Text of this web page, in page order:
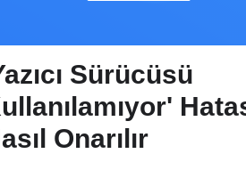
Sürücüsü
Onarılır